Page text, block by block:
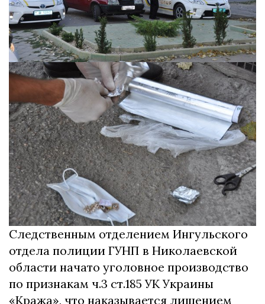
Следственным отделением Ингульского
отдела полиции ГУНП в Николаевской
области начато уголовное производство
по признакам ч.3 ст.185 УК Украины
«Кража», что наказывается лишением